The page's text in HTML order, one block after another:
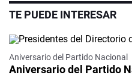
TE PUEDE INTERESAR
Aniversario del Partido Nacional
Aniversario del Partido